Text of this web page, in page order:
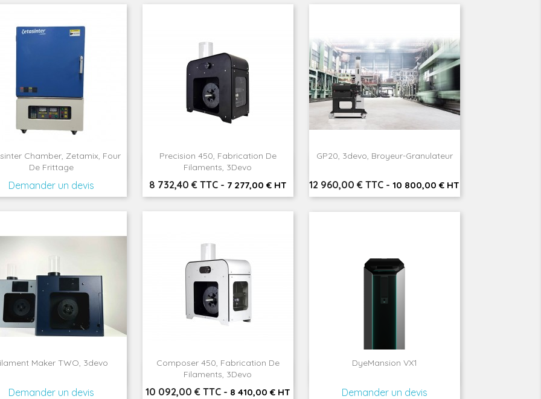
Chamber, Zetamix, Four
De Frittage
Demander un devis
Aperçu rapide
Precision 450, Fabrication De
Filaments, 3Devo
Prix
8 732,40 € TTC - 7 277,00 € HT
Aperçu rapide
GP20, 3devo, Broyeur-Granulateur
Prix
12 960,00 € TTC - 10 800,00 € HT
Maker TWO, 3devo
Demander un devis
Composer 450, Fabrication De
Filaments, 3Devo
Prix
10 092,00 € TTC - 8 410,00 € HT
Aperçu rapide
DyeMansion VX1
Demander un devis